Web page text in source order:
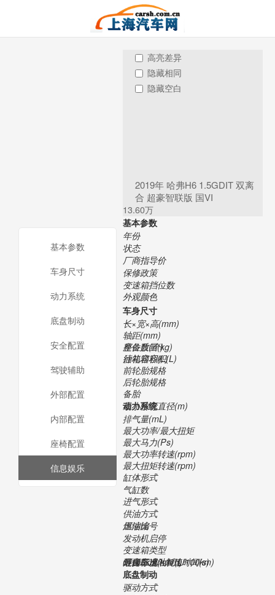
高亮差异
隐藏相同
隐藏空白
2019年 哈弗H6 1.5GDIT 双离
合 超豪智联版 国VI
13.60万
基本参数
年份
状态
厂商指导价
保修政策
变速箱挡位数
外观颜色
车身尺寸
长×宽×高(mm)
轴距(mm)
整备质量(kg)
座位数(个)
行礼箱容积(L)
油箱容积(L)
前轮胎规格
后轮胎规格
备胎
最小转弯直径(m)
动力系统
排气量(mL)
最大功率/最大扭矩
最大马力(Ps)
最大功率转速(rpm)
最大扭矩转速(rpm)
缸体形式
气缸数
进气形式
供油方式
压缩比
燃油编号
发动机启停
变速箱类型
最高车速(km/h)
0-100km/h加速时间(s)
混合工况油耗(L/100km)
环保标准
底盘制动
驱动方式
基本参数
车身尺寸
动力系统
底盘制动
安全配置
驾驶辅助
外部配置
内部配置
座椅配置
信息娱乐